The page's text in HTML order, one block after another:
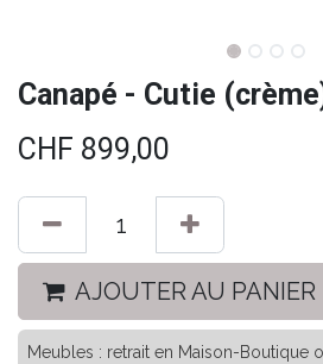
Canapé - Cutie
CHF 899,00
AJOUTER AU PANIER
Meubles : retrait en Maison-Boutique